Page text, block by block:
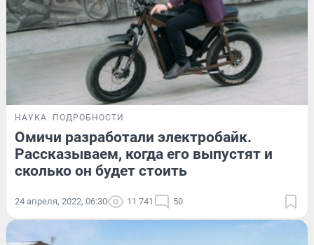
НАУКА ПОДРОБНОСТИ
Омичи разработали электробайк.
Рассказываем, когда его выпустят и
сколько он будет стоить
24 апреля, 2022, 06:30 11 741 50